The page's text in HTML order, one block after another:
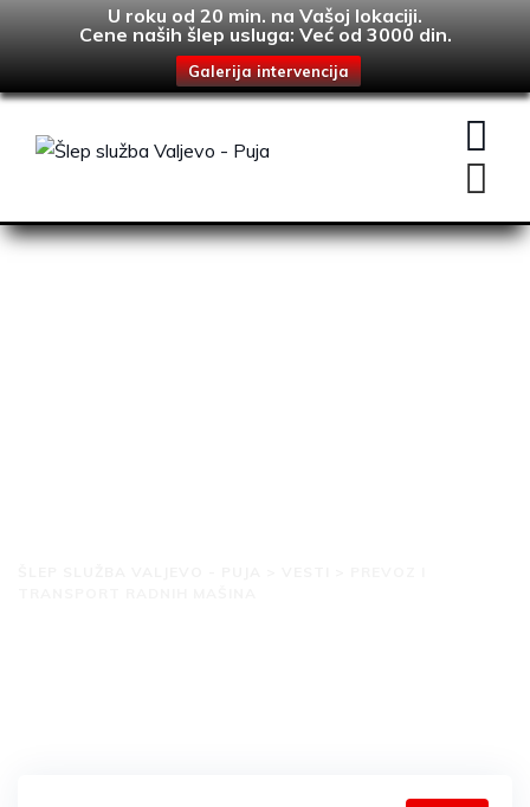
U roku od 20 min. na Vašoj lokaciji.
Cene naših šlep usluga: Već od 3000 din.
Galerija intervencija
Skip